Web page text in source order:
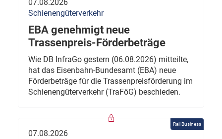
07.08.2026
Schienengüterverkehr
EBA genehmigt neue
Trassenpreis-Förderbeträge
Wie DB InfraGo gestern (06.08.2026) mitteilte,
hat das Eisenbahn-Bundesamt (EBA) neue
Förderbeträge für die Trassenpreisförderung im
Schienengüterverkehr (TraFöG) beschieden.
Rail Business
07.08.2026